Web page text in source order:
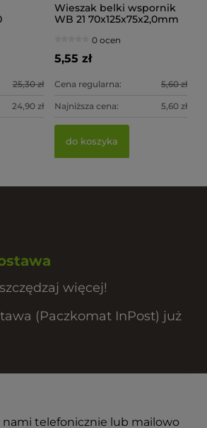
25,30 zł
24,90 zł
Wieszak belki wspornik
WB 21 70x125x75x2,0mm
0 ocen
5,55 zł
Cena regularna: 5,60 zł
Najniższa cena: 5,60 zł
do koszyka
więcej!
(Paczkomat InPost) już
nami telefonicznie lub mailowo